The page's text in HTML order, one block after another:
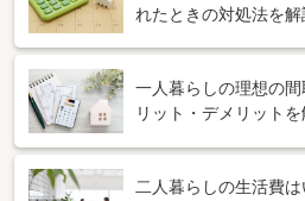
れたときの対処法を解
一人暮らしの理想の
リット・デメリットを
二人暮らしの生活費